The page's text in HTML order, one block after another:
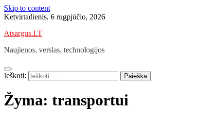
Skip to content
Ketvirtadienis, 6 rugpjūčio, 2026
Atsargus.LT
Naujienos, verslas, technologijos
Ieškoti:
Žyma: transportui